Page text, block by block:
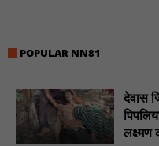
का हुआ पुनः संचालन : NN81
गहनता एवं सूक्ष्मता से निरीक्षण
गया : NN81
इंदिरा मिनी स्टेडियम में मुख्य
POPULAR NN81
देवास
लक्ष्मण